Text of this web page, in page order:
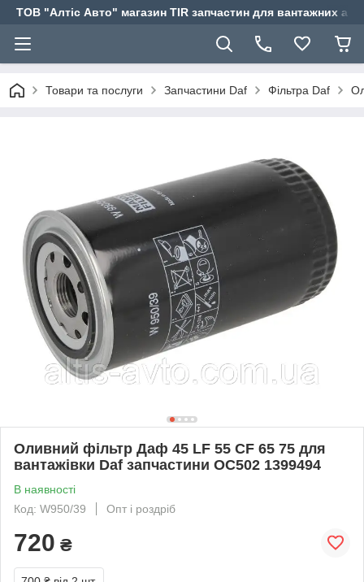
ТОВ "Алтіс Авто" магазин TIR запчастин для вантажних
Товари та послуги Запчастини Daf Фільтра Daf
Оливний фільтр Даф 45 LF 55 CF 65 75 для
вантажівки Daf запчастини OC502 1399494
В наявності
Код: W950/39
Опт і роздріб
720 ₴